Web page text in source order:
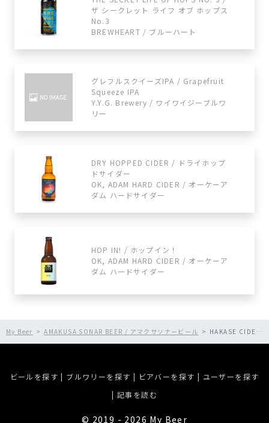
ザ シークレット ライフ オブ ホップス
No.3
BREWHEART / ブルーハート
グレフルスクイーズIPA / Grapefruit
Squeeze IPA
Y.Y.G. Brewery / ワイワイジーブルワ
リー
DRY HOPPED CIDER / ドライホップ
ドサイダー
OK, ADAM HARD CIDER / オーケーア
ダム ハードサイダー
HOP IN! / ホップイン！
OK, ADAM HARD CIDER / オーケーア
ダム ハードサイダー
My Beer AMAKUSA SONAR BEER / アマクサソナービール HAKASE CIDER - Fruits Sour ver. / ハカセサイダー - フルーツサワーVer.
ビールを探す | ブルワリーを探す | ビアバーを探す | ユーザーを探す
| 記事を読む
©︎ 2019 - 2026 My Beer